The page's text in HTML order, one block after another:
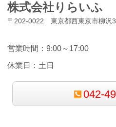
株式会社りらいふ
〒202-0022 東京都西東京市柳沢
営業時間：9:00～17:00
休業日：土日
042-